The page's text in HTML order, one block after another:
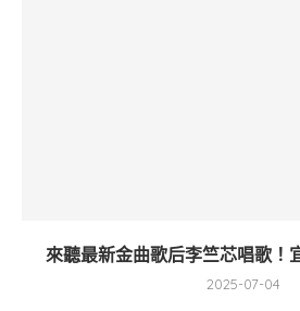
來聽最新金曲歌后李竺芯唱歌！
2025-07-04